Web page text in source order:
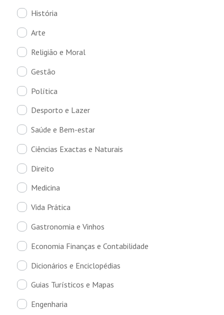
História
Arte
Religião e Moral
Gestão
Política
Desporto e Lazer
Saúde e Bem-estar
Ciências Exactas e Naturais
Direito
Medicina
Vida Prática
Gastronomia e Vinhos
Economia Finanças e Contabilidade
Dicionários e Enciclopédias
Guias Turísticos e Mapas
Engenharia